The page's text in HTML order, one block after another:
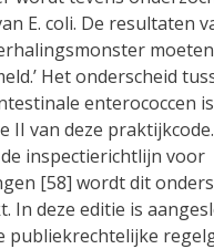
E. coli. De resultaten
moeten
Het onderscheid
enterococcen is
II van deze
inspectierichtlijn voor
[58] wordt dit
In deze editie is
publiekrechtelijke